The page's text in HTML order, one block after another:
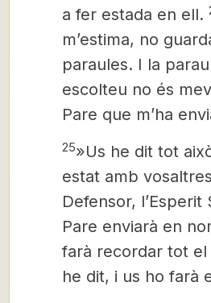
a fer estada en ell.
m’estima, no
paraules. I la
escolteu no és
Pare que m’ha
25»Us he dit tot
estat amb
Defensor, l’Esperit
Pare enviarà en
farà recordar tot el
he dit, i us ho farà